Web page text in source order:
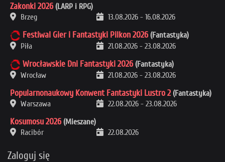
Zakonki 2026 (LARP i RPG)
Brzeg
13.08.2026 - 16.08.2026
Festiwal Gier i Fantastyki Pilkon 2026 (Fantastyka)
Piła
21.08.2026 - 23.08.2026
Wrocławskie Dni Fantastyki 2026 (Fantastyka)
Wrocław
21.08.2026 - 23.08.2026
Popularnonaukowy Konwent Fantastyki Lustro 2 (Fantastyka)
Warszawa
22.08.2026 - 23.08.2026
Kosumosu 2026 (Mieszane)
Racibór
22.08.2026
Zaloguj się